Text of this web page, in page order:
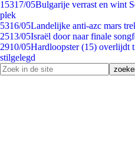
15317/05Bulgarije verrast en wint
plek
5316/05Landelijke anti-azc mars
2513/05Israël door naar finale
2910/05Hardloopster (15) overlijdt
stilgelegd